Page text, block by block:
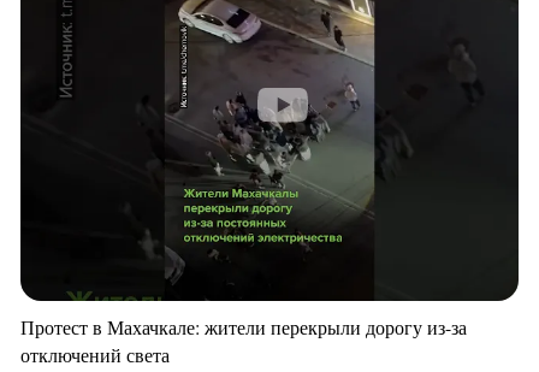
Протест в Махачкале: жители перекрыли дорогу из-за
отключений света